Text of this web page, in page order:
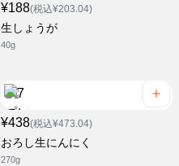
¥188(税込¥203.04)
生しょうが
40g
¥438(税込¥473.04)
おろし生にんにく
270g